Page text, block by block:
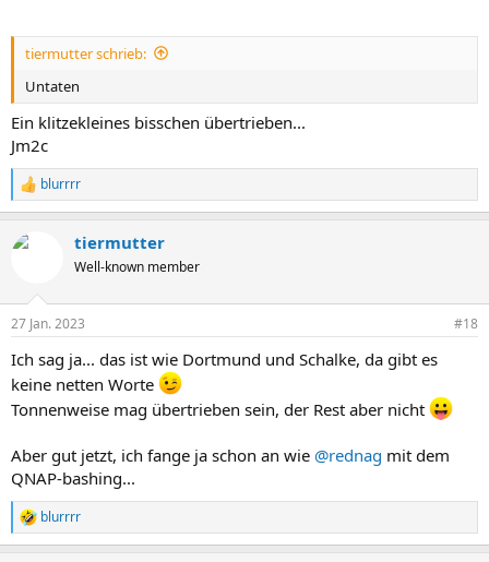
tiermutter schrieb:
Untaten
Ein klitzekleines bisschen übertrieben...
Jm2c
R
e
k
e
:
blurrrr
tiermutter
Well-known member
27 Jan. 2023 #18
Ich sag ja... das ist wie Dortmund und Schalke, da gibt es
keine netten Worte
Tonnenweise mag übertrieben sein, der Rest aber nicht
Aber gut jetzt, ich fange ja schon an wie @rednag mit dem
QNAP-bashing...
R
e
blurrrr